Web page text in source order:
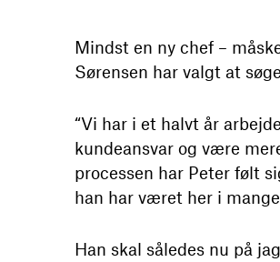
Mindst en ny chef –
Sørensen har valgt at
“Vi har i et halvt år
kundeansvar og være
processen har Peter følt
han har været her i
Han skal således nu på